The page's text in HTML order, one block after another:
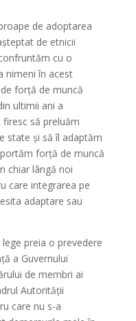
de adoptarea
de etnicii
cu o
nimeni în acest
forță de muncă
ultimii ani a
să preluăm
state și să îl adaptăm
forță de muncă
chiar lângă noi
care integrarea pe
adaptare sau
preia o prevedere
a Guvernului
de membri ai
Autorității
care nu s-a